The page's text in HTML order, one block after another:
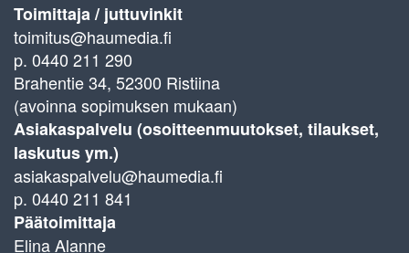
Toimittaja / juttuvinkit
toimitus@haumedia.fi
p. 0440 211 290
Brahentie 34, 52300 Ristiina
(avoinna sopimuksen mukaan)
Asiakaspalvelu (osoitteenmuutokset, tilaukset,
laskutus ym.)
asiakaspalvelu@haumedia.fi
p. 0440 211 841
Päätoimittaja
Elina Alanne